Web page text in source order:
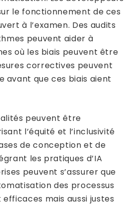
le fonctionnement de ces
à l’examen. Des audits
peuvent aider à
où les biais peuvent être
correctives peuvent
avant que ces biais aient
peuvent être
l’équité et l’inclusivité
de conception et de
les pratiques d’IA
peuvent s’assurer que
des processus
mais aussi justes